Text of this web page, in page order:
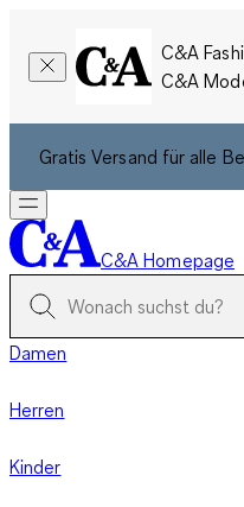
C&A
C&A
Gratis Versand für alle
C&A Homepage
Damen
Herren
Kinder